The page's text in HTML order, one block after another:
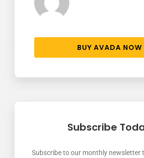
BUY AVADA NOW
Subscribe
Subscribe to our monthly newsletter